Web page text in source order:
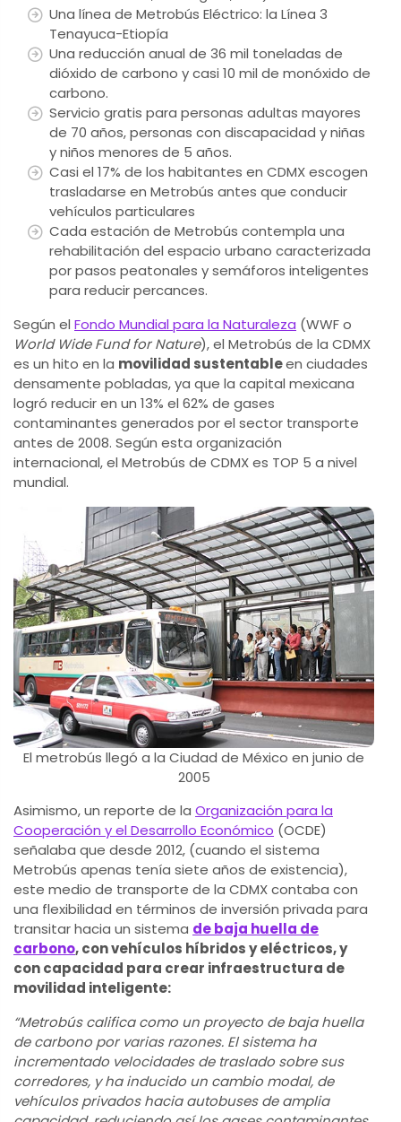
Una línea de Metrobús Eléctrico: la Línea 3
Tenayuca-Etiopía
Una reducción anual de 36 mil toneladas de
dióxido de carbono y casi 10 mil de monóxido de
carbono.
Servicio gratis para personas adultas mayores
de 70 años, personas con discapacidad y niñas
y niños menores de 5 años.
Casi el 17% de los habitantes en CDMX escogen
trasladarse en Metrobús antes que conducir
vehículos particulares
Cada estación de Metrobús contempla una
rehabilitación del espacio urbano caracterizada
por pasos peatonales y semáforos inteligentes
para reducir percances.
Según el Fondo Mundial para la Naturaleza (WWF o
World Wide Fund for Nature), el Metrobús de la CDMX
es un hito en la movilidad sustentableen ciudades
densamente pobladas, ya que la capital mexicana
logró reducir en un 13% el 62% de gases
contaminantes generados por el sector transporte
antes de 2008. Según esta organización
internacional, el Metrobús de CDMX es TOP 5 a nivel
mundial.
El metrobús llegó a la Ciudad de México en junio de
2005
Asimismo, un reporte de la Organización para la
Cooperación y el Desarrollo Económico (OCDE)
señalaba que desde 2012, (cuando el sistema
Metrobús apenas tenía siete años de existencia),
este medio de transporte de la CDMX contaba con
una flexibilidad en términos de inversión privada para
transitar hacia un sistema de baja huella de
carbono, con vehículos híbridos y eléctricos, y
con capacidad para crear infraestructura de
movilidad inteligente:
“Metrobús califica como un proyecto de baja huella
de carbono por varias razones. El sistema ha
incrementado velocidades de traslado sobre sus
corredores, y ha inducido un cambio modal, de
vehículos privados hacia autobuses de amplia